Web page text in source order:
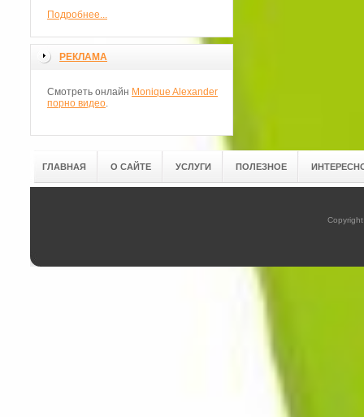
Подробнее...
РЕКЛАМА
Смотреть онлайн Monique Alexander
порно видео.
ГЛАВНАЯ О САЙТЕ УСЛУГИ ПОЛЕЗНОЕ